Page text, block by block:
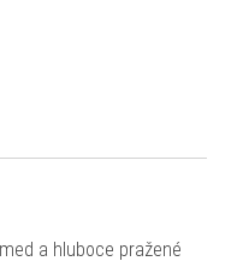
a hluboce pražené